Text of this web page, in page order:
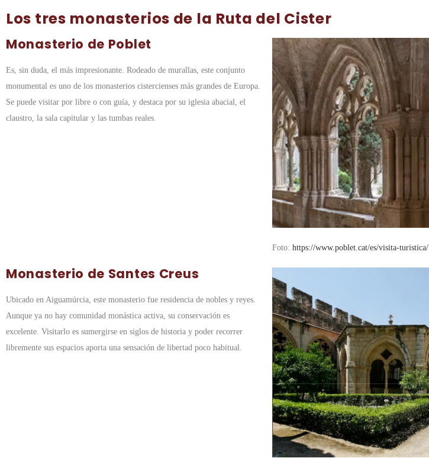
Los tres monasterios de la Ruta del Cister
Monasterio de Poblet
Es, sin duda, el más impresionante. Rodeado de murallas, este conjunto
monumental es uno de los monasterios cistercienses más grandes de Europa.
Se puede visitar por libre o con guía, y destaca por su iglesia abacial, el
claustro, la sala capitular y las tumbas reales.
Foto: https://www.poblet.cat/es/visita-turistica/
Monasterio de Santes Creus
Ubicado en Aiguamúrcia, este monasterio fue residencia de nobles y reyes.
Aunque ya no hay comunidad monástica activa, su conservación es
excelente. Visitarlo es sumergirse en siglos de historia y poder recorrer
libremente sus espacios aporta una sensación de libertad poco habitual.